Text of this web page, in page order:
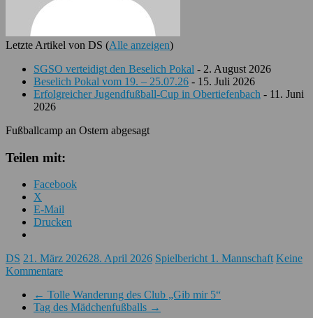
Letzte Artikel von DS (Alle anzeigen)
SGSO verteidigt den Beselich Pokal - 2. August 2026
Beselich Pokal vom 19. – 25.07.26 - 15. Juli 2026
Erfolgreicher Jugendfußball-Cup in Obertiefenbach - 11. Juni
2026
Fußballcamp an Ostern abgesagt
Teilen mit:
Facebook
X
E-Mail
Drucken
DS 21. März 202628. April 2026 Spielbericht 1. Mannschaft Keine
Kommentare
← Tolle Wanderung des Club „Gib mir 5“
Tag des Mädchenfußballs →